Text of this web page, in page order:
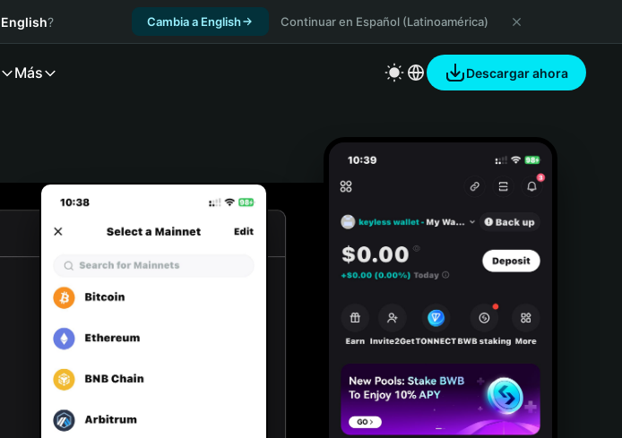
English? Cambia a English Continuar en Español (Latinoamérica)
Más Descargar ahora